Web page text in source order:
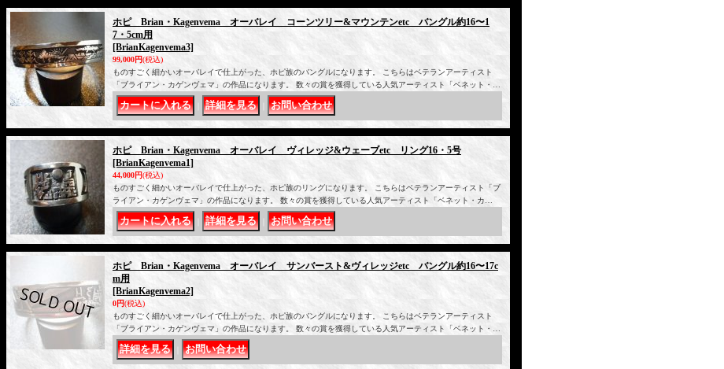
ホピ Brian・Kagenvema オーバレイ コーンツリー&マウンテンetc バングル約16〜1
7・5cm用
[BrianKagenvema3]
99,000円(税込)
ものすごく細かいオーバレイで仕上がった、ホピ族のバングルになります。 こちらはベテランアーティスト
「ブライアン・カゲンヴェマ」の作品になります。 数々の賞を獲得している人気アーティスト「ベネット・…
ホピ Brian・Kagenvema オーバレイ ヴィレッジ&ウェーブetc リング16・5号
[BrianKagenvema1]
44,000円(税込)
ものすごく細かいオーバレイで仕上がった、ホピ族のリングになります。 こちらはベテランアーティスト「ブ
ライアン・カゲンヴェマ」の作品になります。 数々の賞を獲得している人気アーティスト「ベネット・カ…
ホピ Brian・Kagenvema オーバレイ サンバースト&ヴィレッジetc バングル約16〜17c
m用
[BrianKagenvema2]
0円(税込)
ものすごく細かいオーバレイで仕上がった、ホピ族のバングルになります。 こちらはベテランアーティスト
「ブライアン・カゲンヴェマ」の作品になります。 数々の賞を獲得している人気アーティスト「ベネット・…